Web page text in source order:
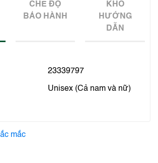
CHẾ ĐỘ
BẢO HÀNH
KHO
HƯỚNG
DẪN
23339797
Unisex (Cả nam và nữ)
mắc